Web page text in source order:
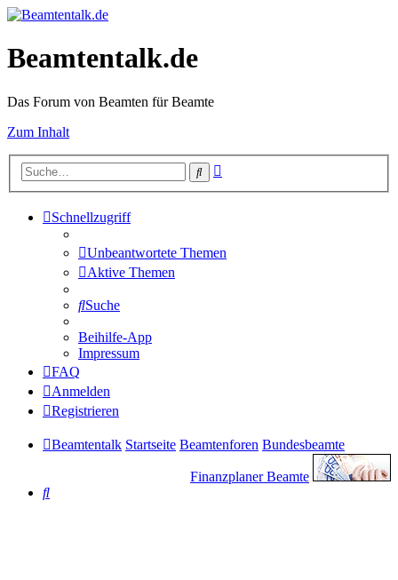
Beamtentalk.de
Das Forum von Beamten für Beamte
Zum Inhalt
Suche
Schnellzugriff
Unbeantwortete Themen
Aktive Themen
Suche
Beihilfe-App
Impressum
FAQ
Anmelden
Registrieren
Beamtentalk Startseite Beamtenforen Bundesbeamte
Finanzplaner Beamte
Suche